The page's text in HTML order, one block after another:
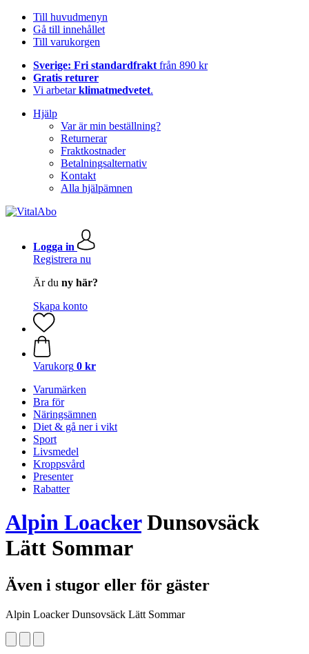
Till huvudmenyn
Gå till innehållet
Till varukorgen
Sverige: Fri standardfrakt från 890 kr
Gratis returer
Vi arbetarklimatmedvetet.
Hjälp
Var är min beställning?
Returnerar
Fraktkostnader
Betalningsalternativ
Kontakt
Alla hjälpämnen
Logga in
Registrera nu
Är du ny här?
Skapa konto
Varukorg 0 kr
Varumärken
Bra för
Näringsämnen
Diet & gå ner i vikt
Sport
Livsmedel
Kroppsvård
Presenter
Rabatter
Alpin LoackerDunsovsäck
Lätt Sommar
Även i stugor eller för gäster
Alpin Loacker Dunsovsäck Lätt Sommar